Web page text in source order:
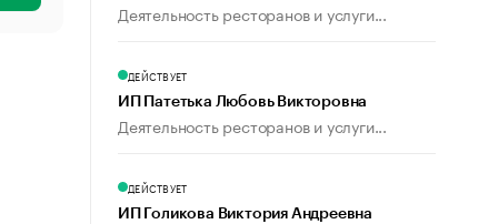
Деятельность ресторанов и услуги...
ДЕЙСТВУЕТ
ИП Патетька Любовь Викторовна
Деятельность ресторанов и услуги...
ДЕЙСТВУЕТ
ИП Голикова Виктория Андреевна